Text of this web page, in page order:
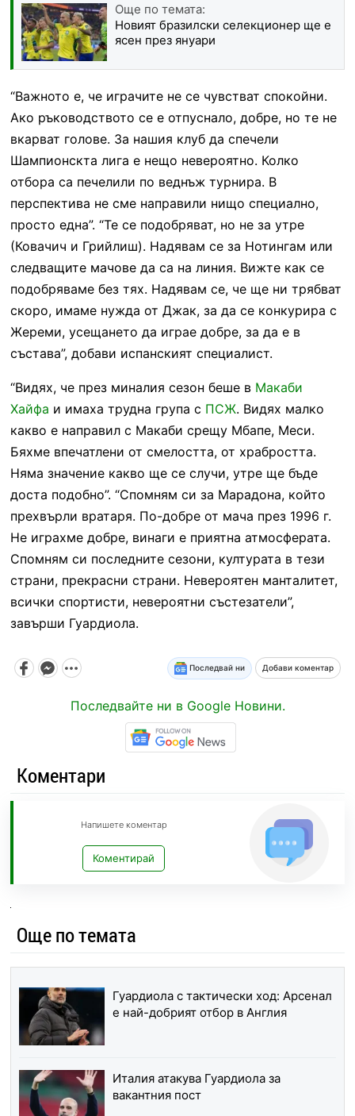
Още по темата:
Новият бразилски селекционер ще е
ясен през януари
“Важното е, че играчите не се чувстват спокойни.
Ако ръководството се е отпуснало, добре, но те не
вкарват голове. За нашия клуб да спечели
Шампионскта лига е нещо невероятно. Колко
отбора са печелили по веднъж турнира. В
перспектива не сме направили нищо специално,
просто една”. “Те се подобряват, но не за утре
(Ковачич и Грийлиш). Надявам се за Нотингам или
следващите мачове да са на линия. Вижте как се
подобряваме без тях. Надявам се, че ще ни трябват
скоро, имаме нужда от Джак, за да се конкурира с
Жереми, усещането да играе добре, за да е в
състава”, добави испанският специалист.
“Видях, че през миналия сезон беше в Макаби
Хайфа и имаха трудна група с ПСЖ. Видях малко
какво е направил с Макаби срещу Мбапе, Меси.
Бяхме впечатлени от смелостта, от храбростта.
Няма значение какво ще се случи, утре ще бъде
доста подобно”. “Спомням си за Марадона, който
прехвърли вратаря. По-добре от мача през 1996 г.
Не играхме добре, винаги е приятна атмосферата.
Спомням си последните сезони, културата в тези
страни, прекрасни страни. Невероятен манталитет,
всички спортисти, невероятни състезатели”,
завърши Гуардиола.
Последвай ни Добави коментар
Последвайте ни в Google Новини.
Коментари
Напишете коментар
Коментирай
Още по темата
Гуардиола с тактически ход: Арсенал
е най-добрият отбор в Англия
Италия атакува Гуардиола за
вакантния пост